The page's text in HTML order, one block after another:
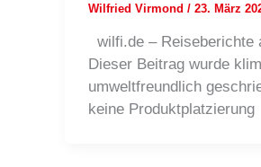
Wilfried Virmond / 23. März
wilfi.de – Reiseberichte
Dieser Beitrag wurde
umweltfreundlich
keine